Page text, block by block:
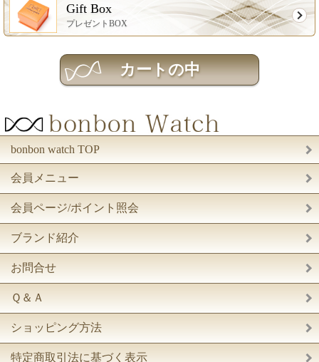
Gift Box
プレゼントBOX
bonbon watch TOP
会員メニュー
会員ページ/ポイント照会
ブランド紹介
お問合せ
Ｑ＆Ａ
ショッピング方法
特定商取引法に基づく表示